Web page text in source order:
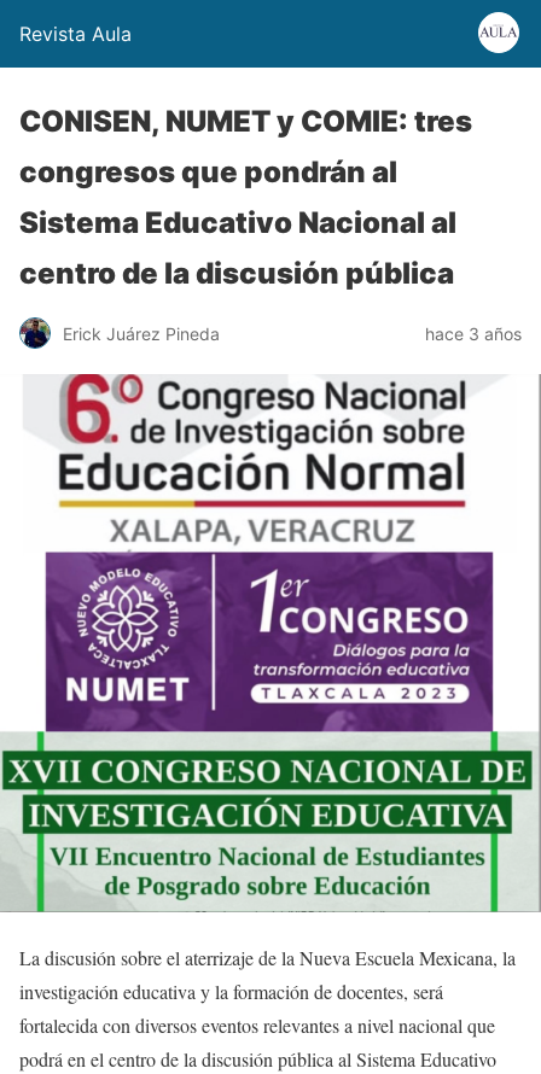
Revista Aula
CONISEN, NUMET y COMIE: tres
congresos que pondrán al
Sistema Educativo Nacional al
centro de la discusión pública
Erick Juárez Pineda hace 3 años
La discusión sobre el aterrizaje de la Nueva Escuela Mexicana, la
investigación educativa y la formación de docentes, será
fortalecida con diversos eventos relevantes a nivel nacional que
podrá en el centro de la discusión pública al Sistema Educativo